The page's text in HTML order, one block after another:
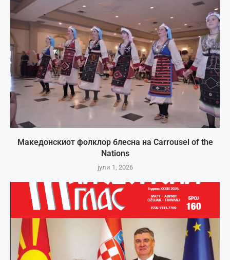
Македонскиот фолклор блесна на Carrousel of the
Nations
јули 1, 2026